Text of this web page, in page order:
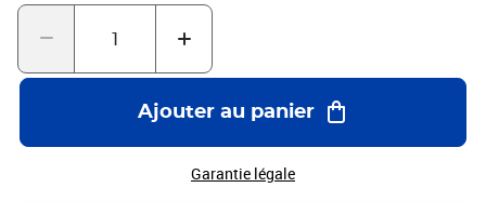
Ajouter au panier
Garantie légale